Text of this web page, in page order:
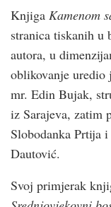
Knjiga Kamenom
stranica tiskanih
autora, u
oblikovanje
mr. Edin Bujak,
iz Sarajeva, zatim
Slobodanka Prtija
Dautović.
Svoj primjerak